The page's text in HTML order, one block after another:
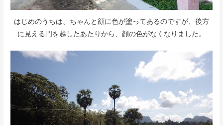
はじめのうちは、ちゃんと顔に色が塗ってあるのですが、後方
に見える門を越したあたりから、顔の色がなくなりました。